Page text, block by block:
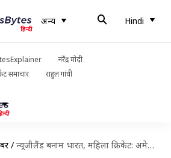
अन्य Hindi
नरेंद्र मोदी
समाचार राहुल गांधी
/ न्यूजीलैंड बनाम भारत, महिला क्रिकेट: अमेलिया केर के शतक की बदौलत न्यूजीलैंड ने जीता दूसरा वनडे